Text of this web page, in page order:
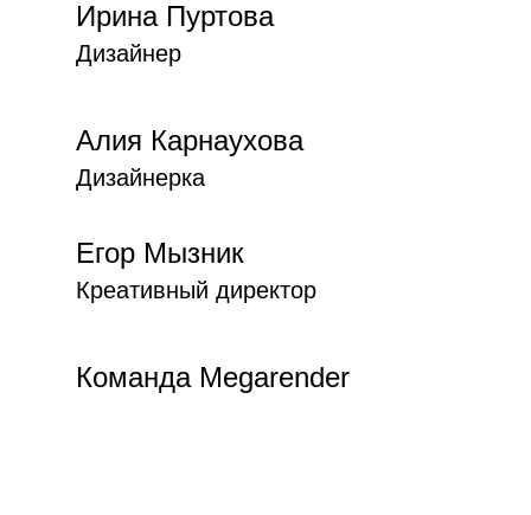
Ирина Пуртова
Дизайнер
Алия Карнаухова
Дизайнерка
Команда Megarender
Егор Мызник
Креативный директор